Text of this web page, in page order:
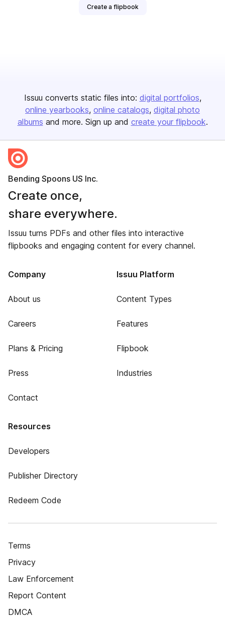
Create a flipbook
Issuu converts static files into: digital portfolios
online yearbooks online catalogs digital photo
albums and more. Sign up and create your flipbook.
Bending Spoons US Inc.
Create once,
share everywhere.
Issuu turns PDFs and other files into interactive
flipbooks and engaging content for every channel.
Company
About us
Careers
Plans & Pricing
Press
Contact
Issuu Platform
Content Types
Features
Flipbook
Industries
Resources
Developers
Publisher Directory
Redeem Code
Terms
Privacy
Law Enforcement
Report Content
DMCA